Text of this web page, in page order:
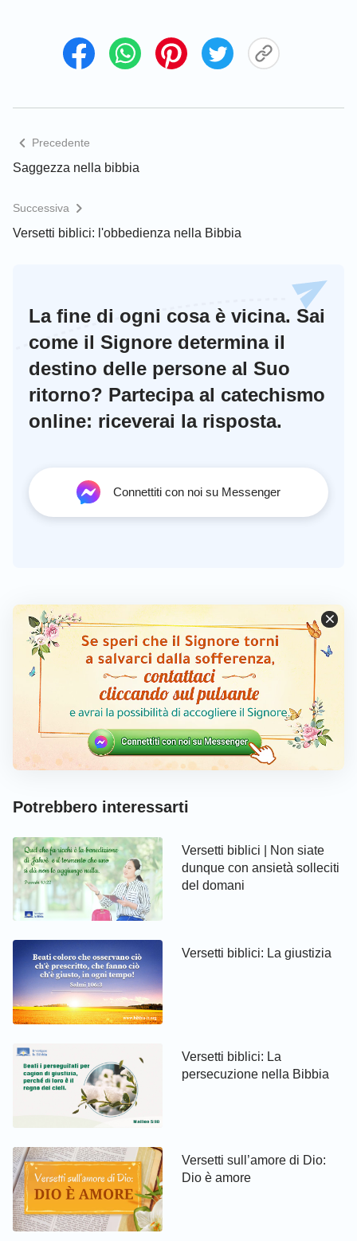
neppur mangiare”( I Corinzi 5:11 ).
Un cristiano migliora le relazioni interpersonali sul
lavoro
Precedente
Saggezza nella bibbia
Successiva
Versetti biblici: l'obbedienza nella Bibbia
La fine di ogni cosa è vicina. Sai
come il Signore determina il
destino delle persone al Suo
ritorno? Partecipa al catechismo
online: riceverai la risposta.
Connettiti con noi su Messenger
Potrebbero interessarti
Versetti biblici | Non siate
dunque con ansietà solleciti
del domani
Versetti biblici: La giustizia
Versetti biblici: La
persecuzione nella Bibbia
Versetti sull’amore di Dio:
Dio è amore